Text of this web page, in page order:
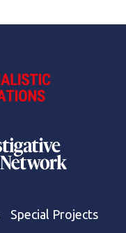
Special Projects